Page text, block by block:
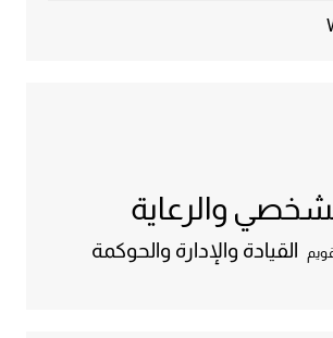
والرعاية
القيادة والإدارة والحوكمة